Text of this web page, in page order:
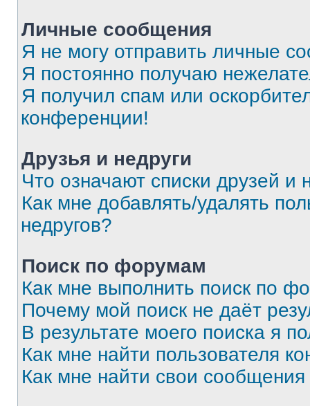
Личные сообщения
Я не могу отправить личные
Я постоянно получаю
Я получил спам или
конференции!
Друзья и недруги
Что означают списки друзей и
Как мне добавлять/удалять
недругов?
Поиск по форумам
Как мне выполнить поиск по
Почему мой поиск не даёт
В результате моего поиска я
Как мне найти пользователя
Как мне найти свои